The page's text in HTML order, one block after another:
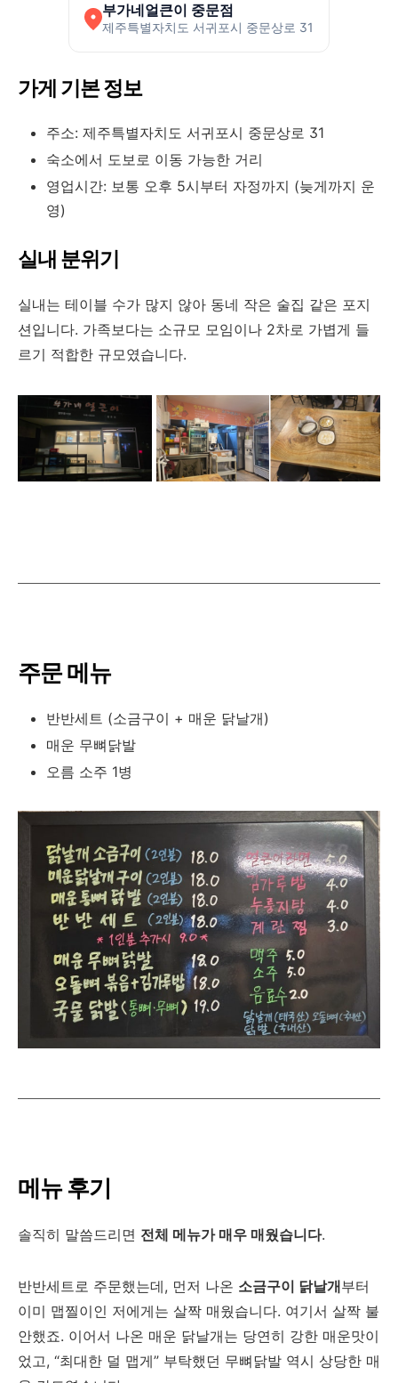
부가네얼큰이 중문점
제주특별자치도 서귀포시 중문상로 31
가게 기본 정보
주소: 제주특별자치도 서귀포시 중문상로 31
숙소에서 도보로 이동 가능한 거리
영업시간: 보통 오후 5시부터 자정까지 (늦게까지 운
영)
실내 분위기
실내는 테이블 수가 많지 않아 동네 작은 술집 같은 포지
션입니다. 가족보다는 소규모 모임이나 2차로 가볍게 들
르기 적합한 규모였습니다.
주문 메뉴
반반세트 (소금구이 + 매운 닭날개)
매운 무뼈닭발
오름 소주 1병
메뉴 후기
솔직히 말씀드리면 전체 메뉴가 매우 매웠습니다.
반반세트로 주문했는데, 먼저 나온 소금구이 닭날개부터
이미 맵찔이인 저에게는 살짝 매웠습니다. 여기서 살짝 불
안했죠. 이어서 나온 매운 닭날개는 당연히 강한 매운맛이
었고, “최대한 덜 맵게” 부탁했던 무뼈닭발 역시 상당한 매